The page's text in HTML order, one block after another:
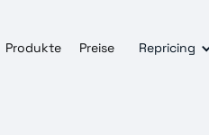
Produkte Preise Repricing